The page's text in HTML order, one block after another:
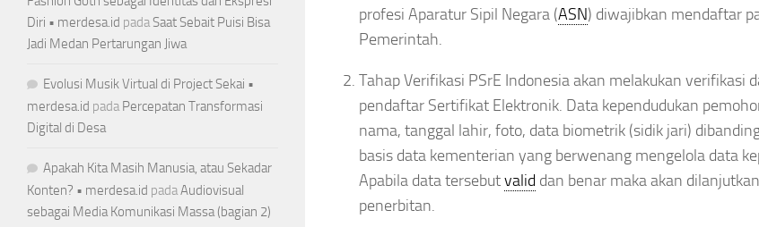
profesi Aparatur Sipil Negara (ASN) diwajibkan mendaftar
Pemerintah.
Tahap Verifikasi PSrE Indonesia akan melakukan verifikasi
pendaftar Sertifikat Elektronik. Data kependudukan
nama, tanggal lahir, foto, data biometrik (sidik jari)
basis data kementerian yang berwenang mengelola data
Apabila data tersebutvalid dan benar maka akan
penerbitan.
Diri • merdesa.id pada Saat Sebait Puisi Bisa
Jadi Medan Pertarungan Jiwa
Evolusi Musik Virtual di Project Sekai •
merdesa.id pada Percepatan Transformasi
Digital di Desa
Apakah Kita Masih Manusia, atau Sekadar
Konten? • merdesa.id padaAudiovisual
sebagai Media Komunikasi Massa (bagian 2)